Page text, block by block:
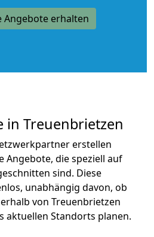
Angebote erhalten
in Treuenbrietzen
erstellen
Angebote, die speziell auf
sind. Diese
unabhängig davon, ob
von Treuenbrietzen
aktuellen Standorts planen.